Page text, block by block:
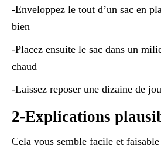
-Enveloppez le tout d’un sac en
bien
-Placez ensuite le sac dans un
chaud
-Laissez reposer une dizaine de
2-Explications
Cela vous semble facile et